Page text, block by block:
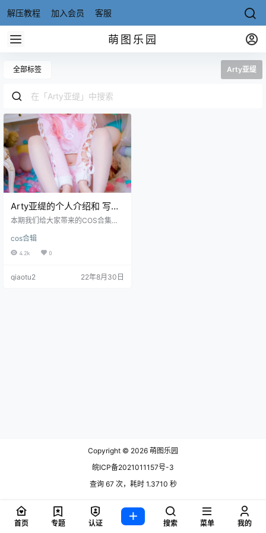
解压教程 加入会员 客服
萌图乐园
全部标签 Arty亚缇
Arty亚缇的个人介绍和 写真
合集[35套][持续更新]
本期我们给大家帯来的COS合集是A
內的知名度可是响当当的，据说在
台灣COS圈可是能够排进前三的人
号，但是在嶊特上拥有20.
cos合辑
4.2k 0
qiaotu2 22年8月30日
Copyright © 2026 萌图乐园
皖ICP备2021011157号-3
查询 67 次，耗时 1.3710 秒
首页 专题 认证 搜索 菜单 我的